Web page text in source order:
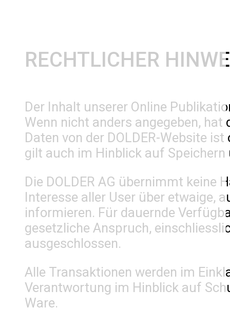
RECHTLICHER
Der Inhalt unserer Online
Wenn nicht anders angegeben, hat
Daten von der DOLDER-Website
gilt auch im Hinblick auf
Die DOLDER AG übernimmt keine
Interesse aller User über etwaige,
informieren. Für dauernde
gesetzliche Anspruch,
ausgeschlossen.
Alle Transaktionen werden im
Verantwortung im Hinblick auf
Ware.